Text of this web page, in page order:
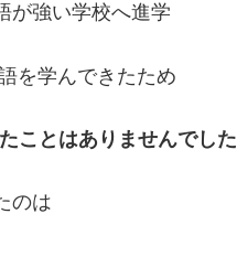
が強い学校へ進学
を学んできたため
ことはありませんでした
のは